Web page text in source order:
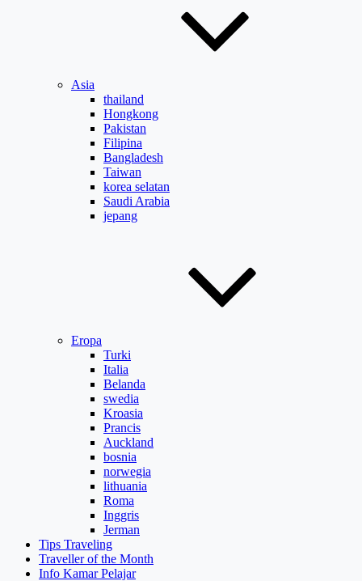
Asia
thailand
Hongkong
Pakistan
Filipina
Bangladesh
Taiwan
korea selatan
Saudi Arabia
jepang
Eropa
Turki
Italia
Belanda
swedia
Kroasia
Prancis
Auckland
bosnia
norwegia
lithuania
Roma
Inggris
Jerman
Tips Traveling
Traveller of the Month
Info Kamar Pelajar